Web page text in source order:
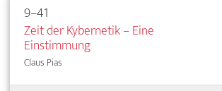
9–41
Zeit der Kybernetik – Eine
Einstimmung
Claus Pias